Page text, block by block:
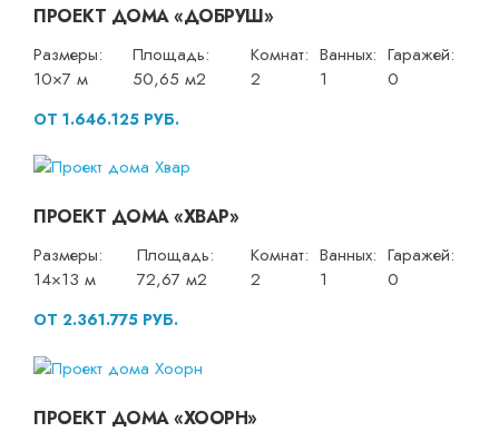
ПРОЕКТ ДОМА «ДОБРУШ»
Размеры:
10×7 м
Площадь:
50,65 м2
Комнат:
2
Ванных:
1
Гаражей:
0
ОТ 1.646.125 РУБ.
ПРОЕКТ ДОМА «ХВАР»
Размеры:
14×13 м
Площадь:
72,67 м2
Комнат:
2
Ванных:
1
Гаражей:
0
ОТ 2.361.775 РУБ.
ПРОЕКТ ДОМА «ХООРН»